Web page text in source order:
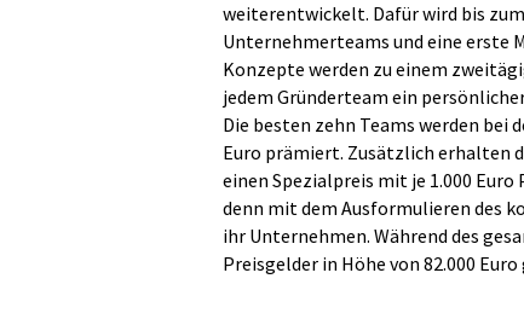
weiterentwickelt. Dafür wird bis
Unternehmerteams und eine erste
Konzepte werden zu einem
jedem Gründerteam ein
Die besten zehn Teams werden bei
Euro prämiert. Zusätzlich erhalten
einen Spezialpreis mit je 1.000
denn mit dem Ausformulieren des
ihr Unternehmen. Während des
Preisgelder in Höhe von 82.000